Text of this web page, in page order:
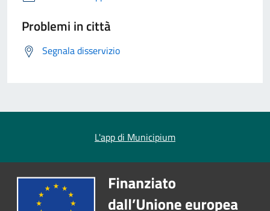
Problemi in città
Segnala disservizio
L'app di Municipium